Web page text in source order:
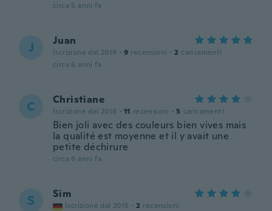
circa 5 anni fa
J Juan
Iscrizione dal 2019 · 9 recensioni · 2 caricamenti
circa 6 anni fa
C Christiane
Iscrizione dal 2018 · 11 recensioni · 5 caricamenti
Bien joli avec des couleurs bien vives mais
la qualité est moyenne et il y avait une
petite déchirure
circa 6 anni fa
S Sim
Iscrizione dal 2015 · 2 recensioni